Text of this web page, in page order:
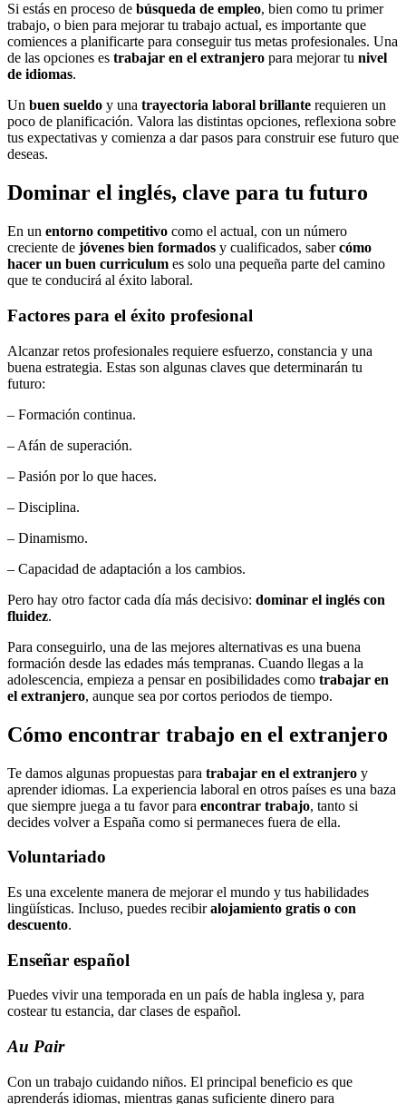
Si estás en proceso de búsqueda de empleo, bien como tu primer
trabajo, o bien para mejorar tu trabajo actual, es importante que
comiences a planificarte para conseguir tus metas profesionales. Una
de las opciones es trabajar en el extranjero para mejorar tu nivel
de idiomas.
Un buen sueldo y una trayectoria laboral brillante requieren un
poco de planificación. Valora las distintas opciones, reflexiona sobre
tus expectativas y comienza a dar pasos para construir ese futuro que
deseas.
Dominar el inglés, clave para tu futuro
En un entorno competitivo como el actual, con un número
creciente de jóvenes bien formados y cualificados, sabercómo
hacer un buen curriculum es solo una pequeña parte del camino
que te conducirá al éxito laboral.
Factores para el éxito profesional
Alcanzar retos profesionales requiere esfuerzo, constancia y una
buena estrategia. Estas son algunas claves que determinarán tu
futuro:
– Formación continua.
– Afán de superación.
– Pasión por lo que haces.
– Disciplina.
– Dinamismo.
– Capacidad de adaptación a los cambios.
Pero hay otro factor cada día más decisivo: dominar el inglés con
fluidez.
Para conseguirlo, una de las mejores alternativas es una buena
formación desde las edades más tempranas. Cuando llegas a la
adolescencia, empieza a pensar en posibilidades como trabajar en
el extranjero, aunque sea por cortos periodos de tiempo.
Cómo encontrar trabajo en el extranjero
Te damos algunas propuestas para trabajar en el extranjero y
aprender idiomas. La experiencia laboral en otros países es una baza
que siempre juega a tu favor para encontrar trabajo, tanto si
decides volver a España como si permaneces fuera de ella.
Voluntariado
Es una excelente manera de mejorar el mundo y tus habilidades
lingüísticas. Incluso, puedes recibiralojamiento gratis o con
descuento.
Enseñar español
Puedes vivir una temporada en un país de habla inglesa y, para
costear tu estancia, dar clases de español.
Au Pair
Con un trabajo cuidando niños. El principal beneficio es que
aprenderás idiomas, mientras ganas suficiente dinero para